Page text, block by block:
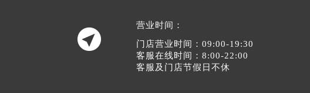

营业时间：
门店营业时间：09:00-19:30
客服在线时间：8:00-22:00
客服及门店节假日不休